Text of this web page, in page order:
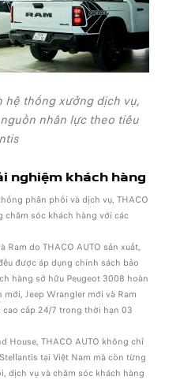
hệ thống xưởng dịch vụ,
nhân lực theo tiêu
nghiệm khách hàng
phân phối và dịch vụ, THACO
chăm sóc khách hàng với các
Ram do THACO AUTO sản xuất,
được áp dụng chính sách bảo
hàng sở hữu Peugeot 3008 hoàn
Jeep Wrangler mới và Ram
cấp 24/7 trong thời hạn 03
House, THACO AUTO không chỉ
tại Việt Nam mà còn từng
dịch vụ và chăm sóc khách hàng